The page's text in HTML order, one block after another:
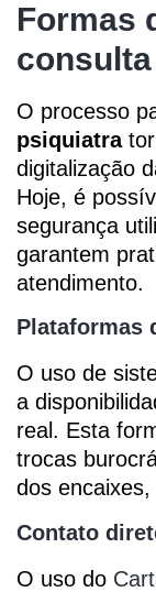
Formas
consulta
O processo
psiquiatra
digitalização
Hoje, é
segurança
garantem
atendimento.
Plataformas
O uso de
a
real. Esta
trocas
dos
Contato
O uso do